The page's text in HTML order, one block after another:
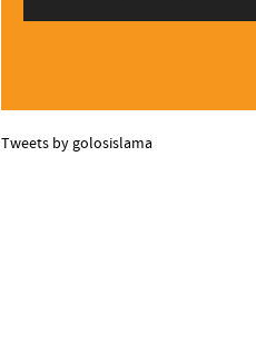
Tweets by golosislama